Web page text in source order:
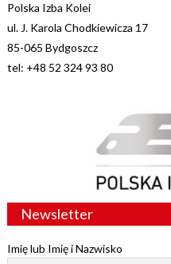
Polska Izba Kolei
ul. J. Karola Chodkiewicza 17
85-065 Bydgoszcz
tel: +48 52 324 93 80
Newsletter
Imię lub Imię i Nazwisko